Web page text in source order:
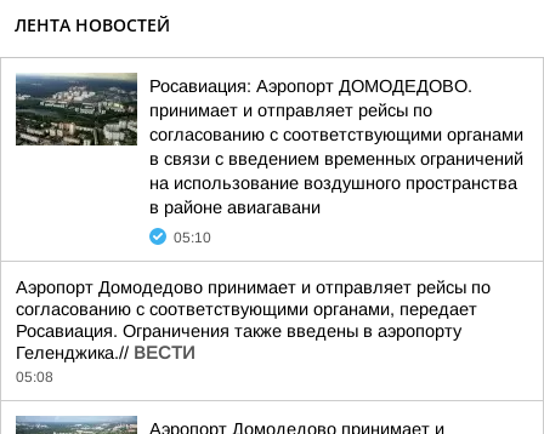
ЛЕНТА НОВОСТЕЙ
Росавиация: Аэропорт ДОМОДЕДОВО.
принимает и отправляет рейсы по
согласованию с соответствующими органами
в связи с введением временных ограничений
на использование воздушного пространства
в районе авиагавани
05:10
Аэропорт Домодедово принимает и отправляет рейсы по
согласованию с соответствующими органами, передает
Росавиация. Ограничения также введены в аэропорту
Геленджика.// ВЕСТИ
05:08
Аэропорт Домодедово принимает и